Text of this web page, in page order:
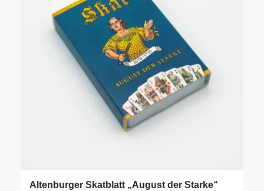
Altenburger Skatblatt „August der Starke“